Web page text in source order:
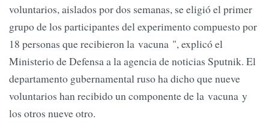
voluntarios, aislados por dos semanas, se eligió el primer
grupo de los participantes del experimento compuesto por
18 personas que recibieron la vacuna ", explicó el
Ministerio de Defensa a la agencia de noticias Sputnik. El
departamento gubernamental ruso ha dicho que nueve
voluntarios han recibido un componente de la vacuna y
los otros nueve otro.